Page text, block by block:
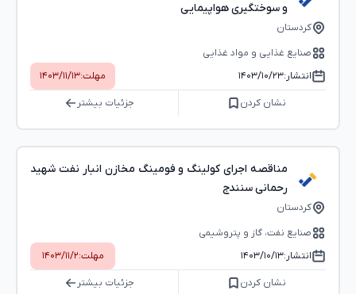
و سوختگیری هواپیمایی
کردستان
صنایع غذایی و مواد غذایی
انتشار:۱۴۰۳/۱۰/۲۳ مهلت:۱۴۰۳/۱۱/۱۳
نشان کردن جزئیات بیشتر
مناقصه اجرای کولینگ و فومینگ مخازن انبار نفت شهید
رحمانی سنندج
کردستان
صنایع نفت، گاز و پتروشیمی
انتشار:۱۴۰۳/۱۰/۱۳ مهلت:۱۴۰۳/۱۱/۲
نشان کردن جزئیات بیشتر